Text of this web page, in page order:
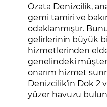
Özata Denizcilik,
gemi tamiri ve
odaklanmıştır.
gelirlerinin büyük
hizmetlerinden
genelindeki
onarım hizmet
Denizcilik’in Dok 2
yüzer havuzu